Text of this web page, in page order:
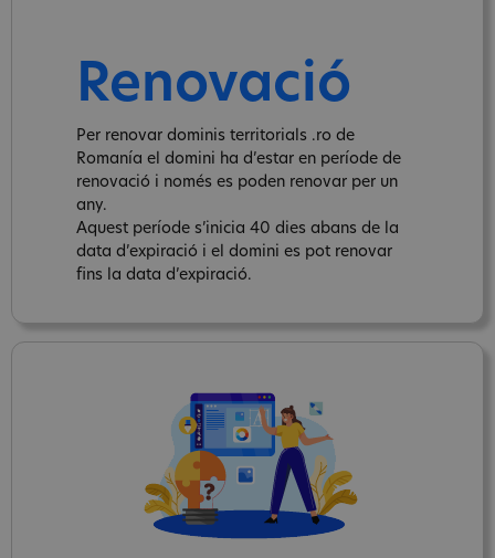
Renovació
Per renovar dominis territorials .ro de
Romanía el domini ha d’estar en període de
renovació i només es poden renovar per un
any.
Aquest període s’inicia 40 dies abans de la
data d’expiració i el domini es pot renovar
fins la data d’expiració.